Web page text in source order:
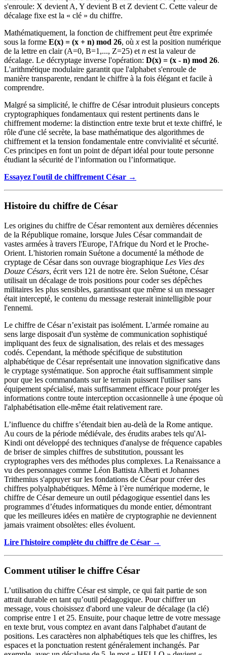
s'enroule: X devient A, Y devient B et Z devient C. Cette valeur de
décalage fixe est la « clé » du chiffre.
Mathématiquement, la fonction de chiffrement peut être exprimée
sous la forme E(x) = (x + n) mod 26, où x est la position numérique
de la lettre en clair (A=0, B=1,..., Z=25) et n est la valeur de
décalage. Le décryptage inverse l'opération: D(x) = (x - n) mod 26.
L'arithmétique modulaire garantit que l'alphabet s'enroule de
manière transparente, rendant le chiffre à la fois élégant et facile à
comprendre.
Malgré sa simplicité, le chiffre de César introduit plusieurs concepts
cryptographiques fondamentaux qui restent pertinents dans le
chiffrement moderne: la distinction entre texte brut et texte chiffré, le
rôle d'une clé secrète, la base mathématique des algorithmes de
chiffrement et la tension fondamentale entre convivialité et sécurité.
Ces principes en font un point de départ idéal pour toute personne
étudiant la sécurité de l’information ou l’informatique.
Essayez l'outil de chiffrement César →
Histoire du chiffre de César
Les origines du chiffre de César remontent aux dernières décennies
de la République romaine, lorsque Jules César commandait de
vastes armées à travers l'Europe, l'Afrique du Nord et le Proche-
Orient. L'historien romain Suétone a documenté la méthode de
cryptage de César dans son ouvrage biographique Les Vies des
Douze Césars, écrit vers 121 de notre ère. Selon Suétone, César
utilisait un décalage de trois positions pour coder ses dépêches
militaires les plus sensibles, garantissant que même si un messager
était intercepté, le contenu du message resterait inintelligible pour
l'ennemi.
Le chiffre de César n’existait pas isolément. L'armée romaine au
sens large disposait d'un système de communication sophistiqué
impliquant des feux de signalisation, des relais et des messages
codés. Cependant, la méthode spécifique de substitution
alphabétique de César représentait une innovation significative dans
le cryptage systématique. Son approche était suffisamment simple
pour que les commandants sur le terrain puissent l'utiliser sans
équipement spécialisé, mais suffisamment efficace pour protéger les
informations contre toute interception occasionnelle à une époque où
l'alphabétisation elle-même était relativement rare.
L’influence du chiffre s’étendait bien au-delà de la Rome antique.
Au cours de la période médiévale, des érudits arabes tels qu'Al-
Kindi ont développé des techniques d'analyse de fréquence capables
de briser de simples chiffres de substitution, poussant les
cryptographes vers des méthodes plus complexes. La Renaissance a
vu des personnages comme Léon Battista Alberti et Johannes
Trithemius s'appuyer sur les fondations de César pour créer des
chiffres polyalphabétiques. Même à l’ère numérique moderne, le
chiffre de César demeure un outil pédagogique essentiel dans les
programmes d’études informatiques du monde entier, démontrant
que les meilleures idées en matière de cryptographie ne deviennent
jamais vraiment obsolètes: elles évoluent.
Lire l'histoire complète du chiffre de César →
Comment utiliser le chiffre César
L’utilisation du chiffre César est simple, ce qui fait partie de son
attrait durable en tant qu’outil pédagogique. Pour chiffrer un
message, vous choisissez d'abord une valeur de décalage (la clé)
comprise entre 1 et 25. Ensuite, pour chaque lettre de votre message
en texte brut, vous comptez en avant dans l'alphabet d'autant de
positions. Les caractères non alphabétiques tels que les chiffres, les
espaces et la ponctuation restent généralement inchangés. Par